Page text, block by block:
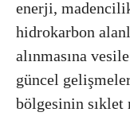
enerji,
hidrokarbon
alınmasına
güncel gelişmeler
bölgesinin